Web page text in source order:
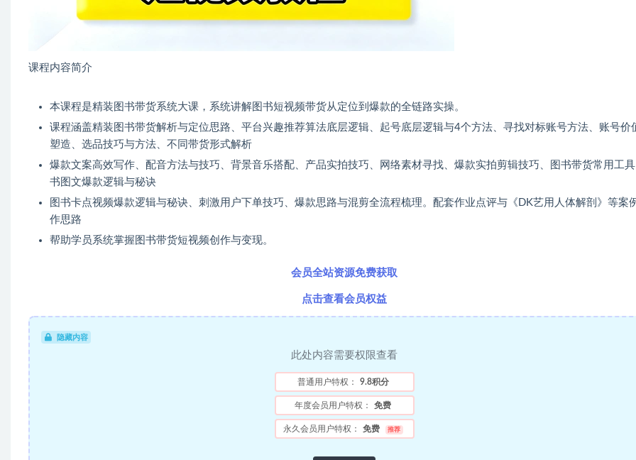
课程内容简介
本课程是精装图书带货系统大课，系统讲解图书短视频带货从定位到爆款的全链路实操。
课程涵盖精装图书带货解析与定位思路、平台兴趣推荐算法底层逻辑、起号底层逻辑与4个方法、寻找对标账号方法、账号价
塑造、选品技巧与方法、不同带货形式解析
爆款文案高效写作、配音方法与技巧、背景音乐搭配、产品实拍技巧、网络素材寻找、爆款实拍剪辑技巧、图书带货常用工
书图文爆款逻辑与秘诀
图书卡点视频爆款逻辑与秘诀、刺激用户下单技巧、爆款思路与混剪全流程梳理。配套作业点评与《DK艺用人体解剖》等案
作思路
帮助学员系统掌握图书带货短视频创作与变现。
会员全站资源免费获取
点击查看会员权益
隐藏内容
此处内容需要权限查看
普通用户特权： 9.8积分
年度会员用户特权： 免费
永久会员用户特权： 免费 推荐